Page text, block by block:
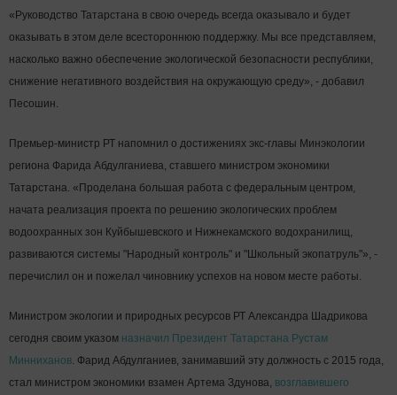
«Руководство Татарстана в свою очередь всегда оказывало и будет
оказывать в этом деле всестороннюю поддержку. Мы все представляем,
насколько важно обеспечение экологической безопасности республики,
снижение негативного воздействия на окружающую среду», - добавил
Песошин.
Премьер-министр РТ напомнил о достижениях экс-главы Минэкологии
региона Фарида Абдулганиева, ставшего министром экономики
Татарстана. «Проделана большая работа с федеральным центром,
начата реализация проекта по решению экологических проблем
водоохранных зон Куйбышевского и Нижнекамского водохранилищ,
развиваются системы "Народный контроль" и "Школьный экопатруль"», -
перечислил он и пожелал чиновнику успехов на новом месте работы.
Министром экологии и природных ресурсов РТ Александра Шадрикова
сегодня своим указом назначил Президент Татарстана Рустам
Минниханов. Фарид Абдулганиев, занимавший эту должность с 2015 года,
стал министром экономики взамен Артема Здунова, возглавившего